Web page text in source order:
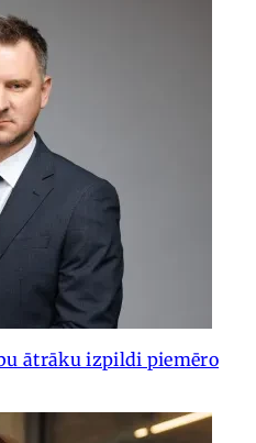
ātrāku izpildi piemēro